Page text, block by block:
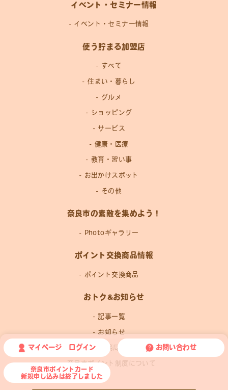
イベント・セミナー情報
イベント・セミナー情報
使う貯まる加盟店
すべて
住まい・暮らし
グルメ
ショッピング
サービス
健康・医療
教育・習い事
お出かけスポット
その他
奈良市の素敵を集めよう！
Photoギャラリー
ポイント交換商品情報
ポイント交換商品
おトク&お知らせ
記事一覧
お知らせ
運営事務局news
奈良市ポイント制度について
マイページ ログイン お問い合わせ
奈良市ポイントカード
新規申し込みは終了しました